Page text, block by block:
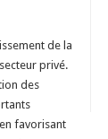
de la
privé.
des
favorisant